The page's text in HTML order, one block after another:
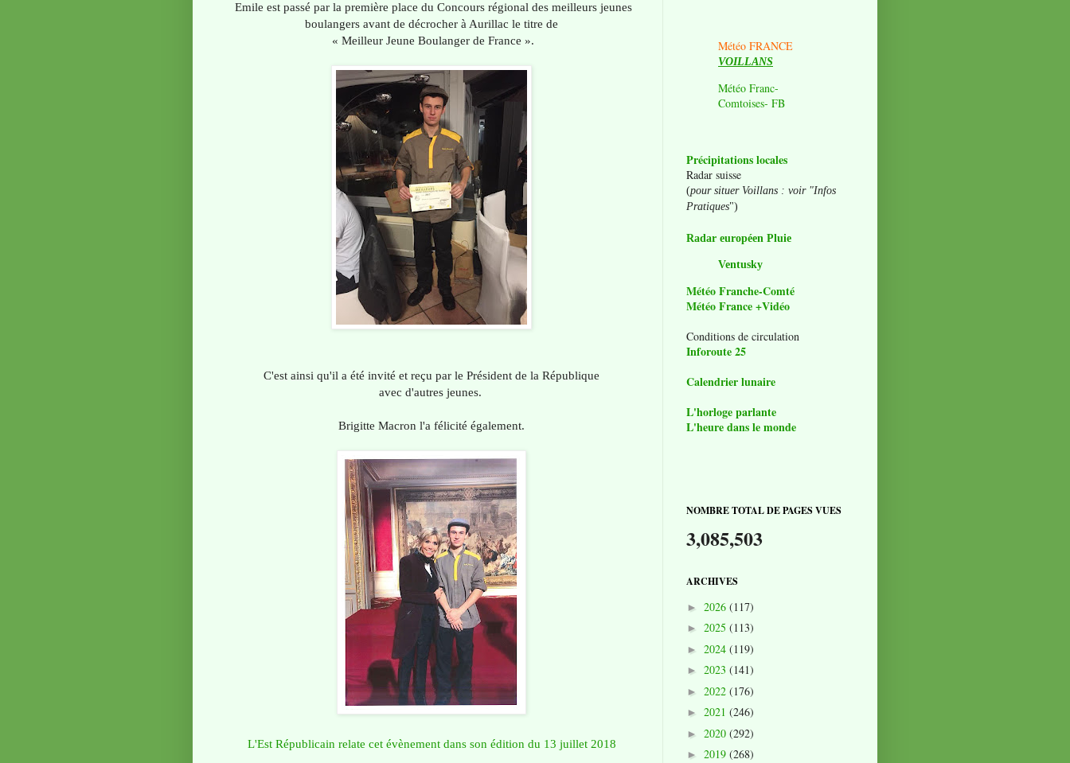
Emile est passé par la première place du Concours régional des meilleurs jeunes
boulangers avant de décrocher à Aurillac le titre de
« Meilleur Jeune Boulanger de France ».
C'est ainsi qu'il a été invité et reçu par le Président de la République
avec d'autres jeunes.
Brigitte Macron l'a félicité également.
L'Est Républicain relate cet évènement dans son édition du 13 juillet 2018
Météo FRANCE
VOILLANS
Météo Franc-
Comtoises- FB
Précipitations locales
Radar suisse
(pour situer Voillans : voir "Infos
Pratiques")
Radar européen Pluie
Ventusky
Météo Franche-Comté
Météo France +Vidéo
Conditions de circulation
Inforoute 25
Calendrier lunaire
L'horloge parlante
L'heure dans le monde
NOMBRE TOTAL DE PAGES VUES
3,085,503
ARCHIVES
► 2026 (117)
► 2025 (113)
► 2024 (119)
► 2023 (141)
► 2022 (176)
► 2021 (246)
► 2020 (292)
► 2019 (268)